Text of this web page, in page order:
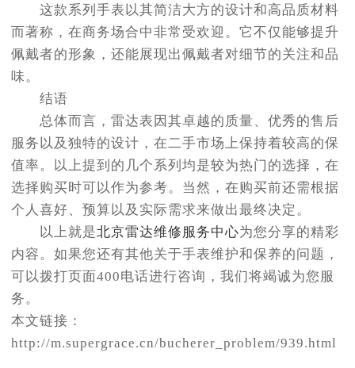
这款系列手表以其简洁大方的设计和高品质材料
而著称，在商务场合中非常受欢迎。它不仅能够提升
佩戴者的形象，还能展现出佩戴者对细节的关注和品
味。
结语
总体而言，雷达表因其卓越的质量、优秀的售后
服务以及独特的设计，在二手市场上保持着较高的保
值率。以上提到的几个系列均是较为热门的选择，在
选择购买时可以作为参考。当然，在购买前还需根据
个人喜好、预算以及实际需求来做出最终决定。
以上就是北京雷达维修服务中心为您分享的精彩
内容。如果您还有其他关于手表维护和保养的问题，
可以拨打页面400电话进行咨询，我们将竭诚为您服
务。
本文链接：
http://m.supergrace.cn/bucherer_problem/939.html